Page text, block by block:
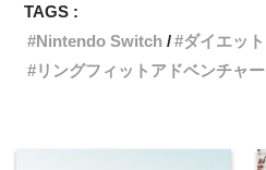
TAGS :
Nintendo Switch
ダイエット
リングフィットアドベンチャー